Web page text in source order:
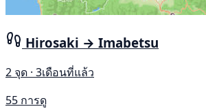
Hirosaki → Imabetsu
2 จุด · 3เดือนที่แล้ว
55 การดู